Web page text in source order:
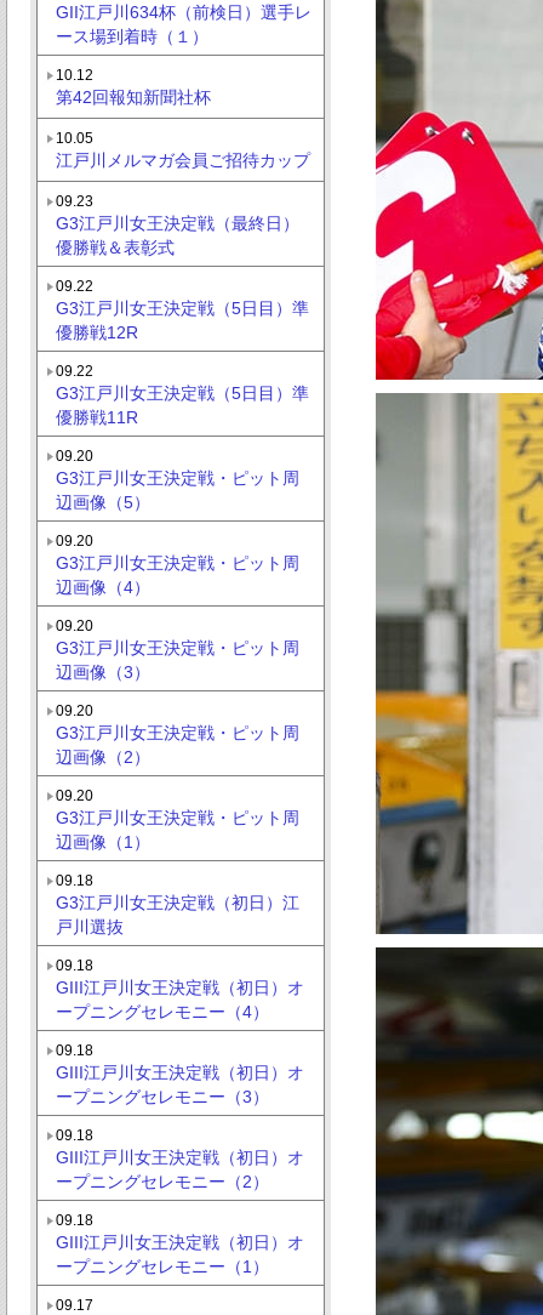
GII江戸川634杯（前検日）選手レ
ース場到着時（１）
10.12
第42回報知新聞社杯
10.05
江戸川メルマガ会員ご招待カップ
09.23
G3江戸川女王決定戦（最終日）
優勝戦＆表彰式
09.22
G3江戸川女王決定戦（5日目）準
優勝戦12R
09.22
G3江戸川女王決定戦（5日目）準
優勝戦11R
09.20
G3江戸川女王決定戦・ピット周
辺画像（5）
09.20
G3江戸川女王決定戦・ピット周
辺画像（4）
09.20
G3江戸川女王決定戦・ピット周
辺画像（3）
09.20
G3江戸川女王決定戦・ピット周
辺画像（2）
09.20
G3江戸川女王決定戦・ピット周
辺画像（1）
09.18
G3江戸川女王決定戦（初日）江
戸川選抜
09.18
GIII江戸川女王決定戦（初日）オ
ープニングセレモニー（4）
09.18
GIII江戸川女王決定戦（初日）オ
ープニングセレモニー（3）
09.18
GIII江戸川女王決定戦（初日）オ
ープニングセレモニー（2）
09.18
GIII江戸川女王決定戦（初日）オ
ープニングセレモニー（1）
09.17